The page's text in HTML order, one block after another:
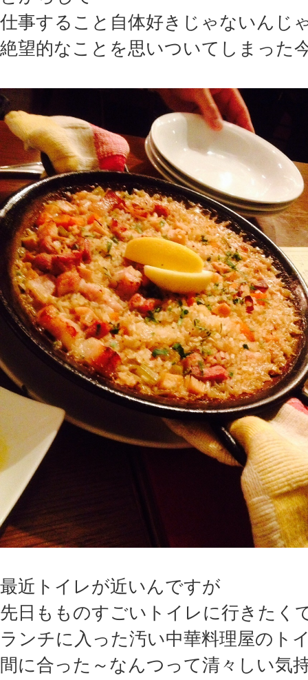
仕事すること自体好きじゃないんじ
絶望的なことを思いついてしまった
最近トイレが近いんですが
先日もものすごいトイレに行きたく
ランチに入った汚い中華料理屋のト
間に合った～なんつって清々しい気